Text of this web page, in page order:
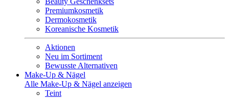
Premiumkosmetik
Dermokosmetik
Koreanische Kosmetik
Aktionen
Neu im Sortiment
Bewusste Alternativen
Make-Up & Nägel
Alle Make-Up & Nägel anzeigen
Teint